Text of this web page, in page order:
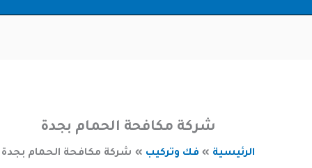
شركة مكافحة الحمام بجدة
الرئيسية فك وتركيب شركة مكافحة الحمام بجدة